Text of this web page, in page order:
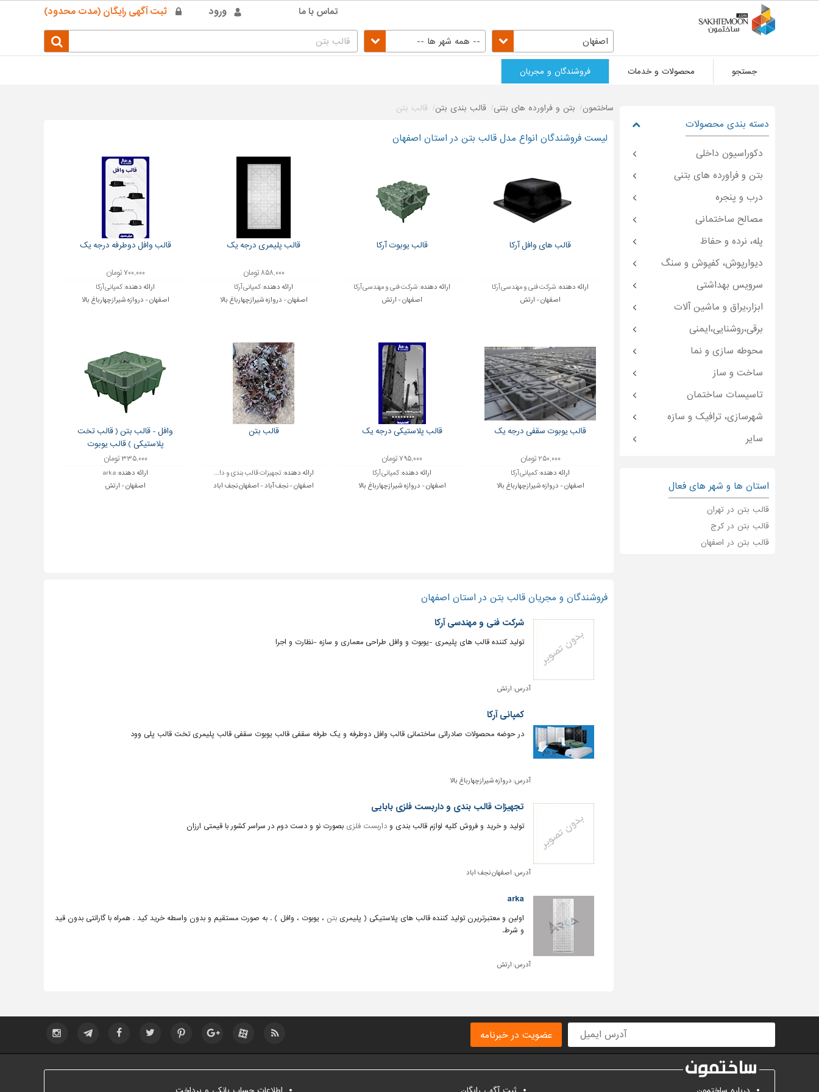
ورود ثبت آگهی رایگان (مدت محدود) تماس با ما
اصفهان -- همه شهر ها --
جستجو محصولات و خدمات فروشندگان و مجریان
ساختمون بتن و فراورده های بتنی قالب بندی بتن قالب بتن
لیست فروشندگان انواع مدل قالب بتن در استان اصفهان
قالب های وافل آرکا
ارائه دهنده: شرکت فنی و مهندسی آرکا
اصفهان - ارتش
قالب یوبوت آرکا
ارائه دهنده: شرکت فنی و مهندسی آرکا
اصفهان - ارتش
قالب پلیمری درجه یک
۸۵۸,۰۰۰ تومان
ارائه دهنده:کمپانی آرکا
اصفهان - دروازه شیرازچهارباغ بالا
قالب وافل دوطرفه درجه یک
۷۰۰,۰۰۰ تومان
ارائه دهنده:کمپانی آرکا
اصفهان - دروازه شیرازچهارباغ بالا
قالب یوبوت سقفی درجه یک
۲۵۰,۰۰۰ تومان
ارائه دهنده:کمپانی آرکا
اصفهان - دروازه شیرازچهارباغ بالا
قالب پلاستیکی درجه یک
۷۹۵,۰۰۰ تومان
ارائه دهنده:کمپانی آرکا
اصفهان - دروازه شیرازچهارباغ بالا
قالب بتن
ارائه دهنده: تجهیزات قالب بندی و دا...
اصفهان - نجف آباد - اصفهان نجف اباد
وافل - قالب بتن ( قالب تخت
پلاستیکی ) قالب یوبوت
۳۳۵,۰۰۰ تومان
ارائه دهنده:arka
اصفهان - ارتش
فروشندگان و مجریان قالب بتن در استان اصفهان
شرکت فنی و مهندسی آرکا
تولید کننده قالب های پلیمری -یوبوت و وافل طراحی معماری و سازه -نظارت و اجرا
آدرس: ارتش
کمپانی آرکا
در حوضه محصولات صادراتی ساختمانی قالب وافل دوطرفه و یک طرفه سقفی قالب یوبوت سقفی قالب پلیمری تخت قالب پلی وود
آدرس: دروازه شیرازچهارباغ بالا
تجهیزات قالب بندی و داربست فلزی بابایی
تولید و خرید و فروش کلیه لوازم قالب بندی و داربست فلزی بصورت نو و دست دوم در سراسر کشور با قیمتی ارزان
آدرس: اصفهان نجف اباد
arka
اولین و معتبرتریرن تولید کننده قالب های پلاستیکی ( پلیمری بتن ، یوبوت ، وافل ) . به صورت مستقیم و بدون واسطه خرید کید . همراه با گارانتی بدون قید
و شرط.
آدرس: ارتش
دسته بندی محصولات
دکوراسیون داخلی
بتن و فراورده های بتنی
درب و پنجره
مصالح ساختمانی
پله، نرده و حفاظ
دیوارپوش، کفپوش و سنگ
سرویس بهداشتی
ابزار،یراق و ماشین آلات
برقی،روشنایی،ایمنی
محوطه سازی و نما
ساخت و ساز
تاسیسات ساختمان
شهرسازی، ترافیک و سازه
سایر
استان ها و شهر های فعال
قالب بتن در تهران
قالب بتن در کرج
قالب بتن در اصفهان
عضویت در خبرنامه